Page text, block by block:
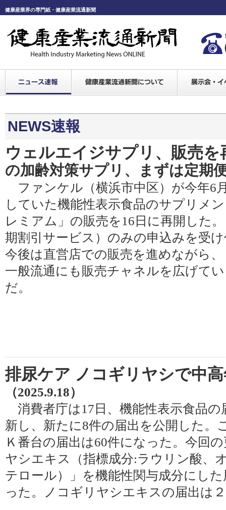
健康産業界の専門紙・健康産業流通新聞
NEWS速報
ウェルエイジサプリ、販売を
の加齢対策サプリ、まずは定期
ファンケル（横浜市中区）が今年6
していた機能性表示食品のサプリメ
レミアム」の販売を16日に再開した
期割引サービス）のみの申込みを受
今後は直営店での販売を進めながら
一般流通にも販売チャネルを広げて
だ。
排尿ケア ノコギリヤシで中
（2025.9.18）
消費者庁は17日、機能性表示食品の
新し、新たに8件の届出を公開した。
Ｋ番台の届出は60件になった。今回
ヤシエキス（指標成分:ラウリン酸、
テロール）」を機能性関与成分にし
った。ノコギリヤシエキスの届出は